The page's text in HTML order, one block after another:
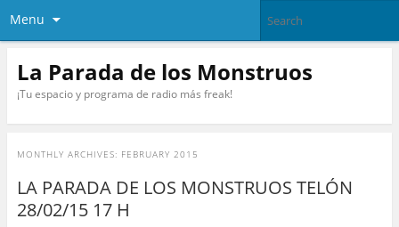
Menu
La Parada de los Monstruos
¡Tu espacio y programa de radio más freak!
MONTHLY ARCHIVES: FEBRUARY 2015
LA PARADA DE LOS MONSTRUOS TELÓN
28/02/15 17 H